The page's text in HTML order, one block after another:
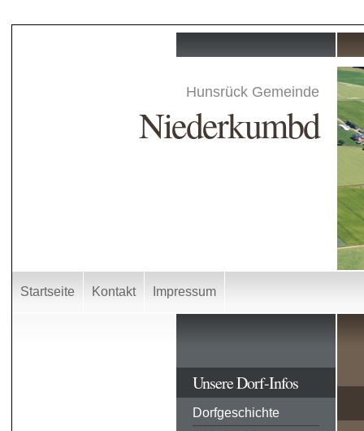
Hunsrück Gemeinde
Niederkumbd
Startseite Kontakt Impressum
Unsere Dorf-Infos
Dorfgeschichte